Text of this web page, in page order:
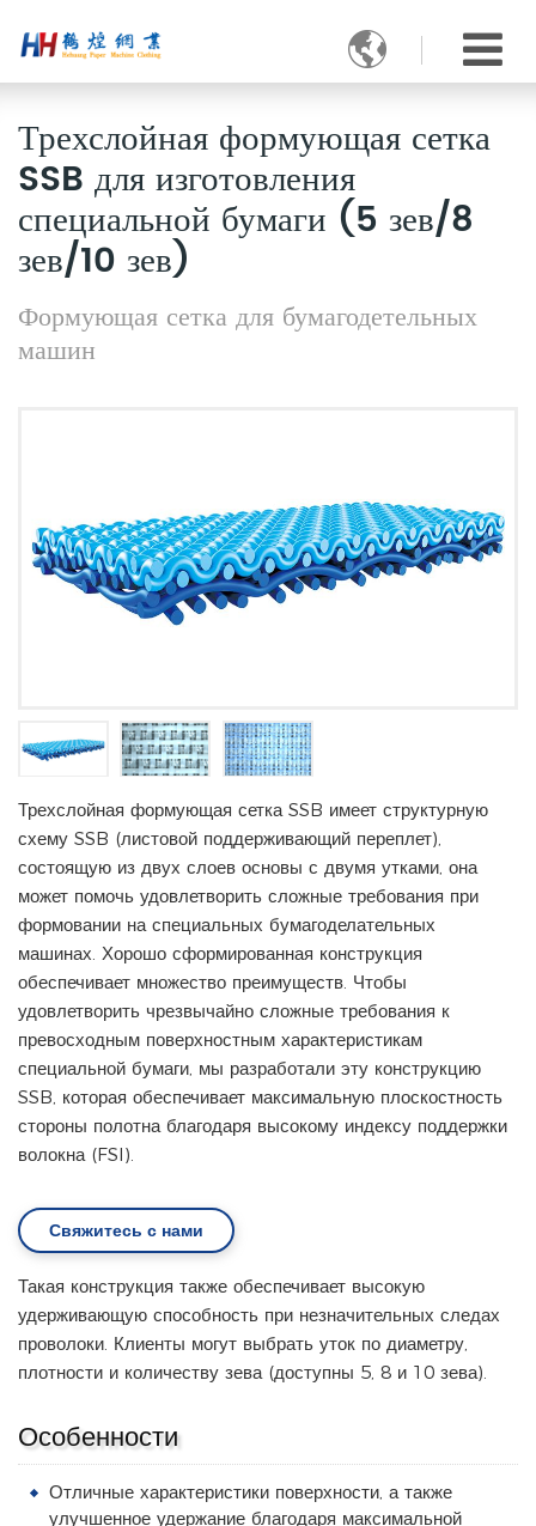

Трехслойная формующая сетка
SSB для изготовления
специальной бумаги (5 зев/8
зев/10 зев)
Формующая сетка для бумагодетельных
машин
Трехслойная формующая сетка SSB имеет структурную
схему SSB (листовой поддерживающий переплет),
состоящую из двух слоев основы с двумя утками, она
может помочь удовлетворить сложные требования при
формовании на специальных бумагоделательных
машинах. Хорошо сформированная конструкция
обеспечивает множество преимуществ. Чтобы
удовлетворить чрезвычайно сложные требования к
превосходным поверхностным характеристикам
специальной бумаги, мы разработали эту конструкцию
SSB, которая обеспечивает максимальную плоскостность
стороны полотна благодаря высокому индексу поддержки
волокна (FSI).
Свяжитесь с нами
Такая конструкция также обеспечивает высокую
удерживающую способность при незначительных следах
проволоки. Клиенты могут выбрать уток по диаметру,
плотности и количеству зева (доступны 5, 8 и 10 зева).
Особенности
Отличные характеристики поверхности, а также
улучшенное удержание благодаря максимальной